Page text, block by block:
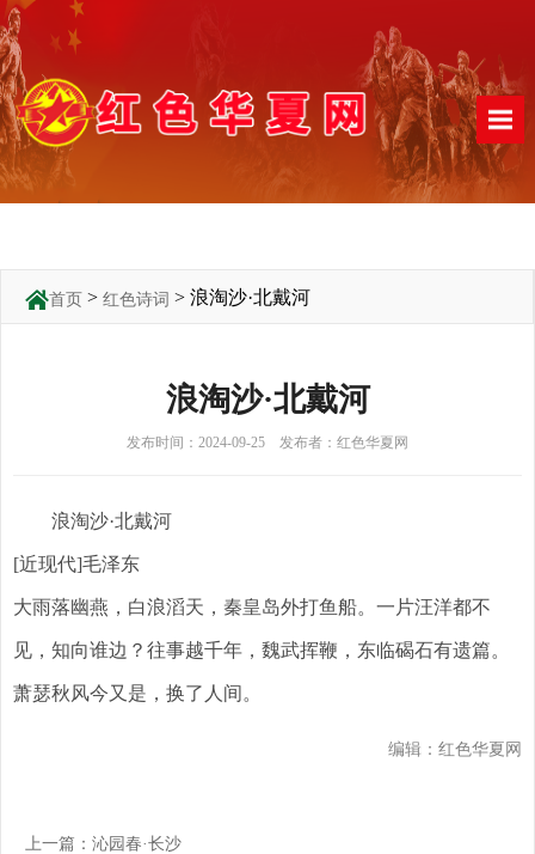
首页 > 红色诗词 > 浪淘沙·北戴河
浪淘沙·北戴河
发布时间：2024-09-25 发布者：红色华夏网
浪淘沙·北戴河
[近现代]毛泽东
大雨落幽燕，白浪滔天，秦皇岛外打鱼船。一片汪洋都不
见，知向谁边？往事越千年，魏武挥鞭，东临碣石有遗篇。
萧瑟秋风今又是，换了人间。
编辑：红色华夏网
上一篇：沁园春·长沙